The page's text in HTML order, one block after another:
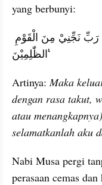
yang berbunyi:
الظّٰلِمِيْنَ ࣖ
Artinya: Maka
dengan rasa takut,
atau
selamatkanlah aku
Nabi Musa pergi
perasaan cemas